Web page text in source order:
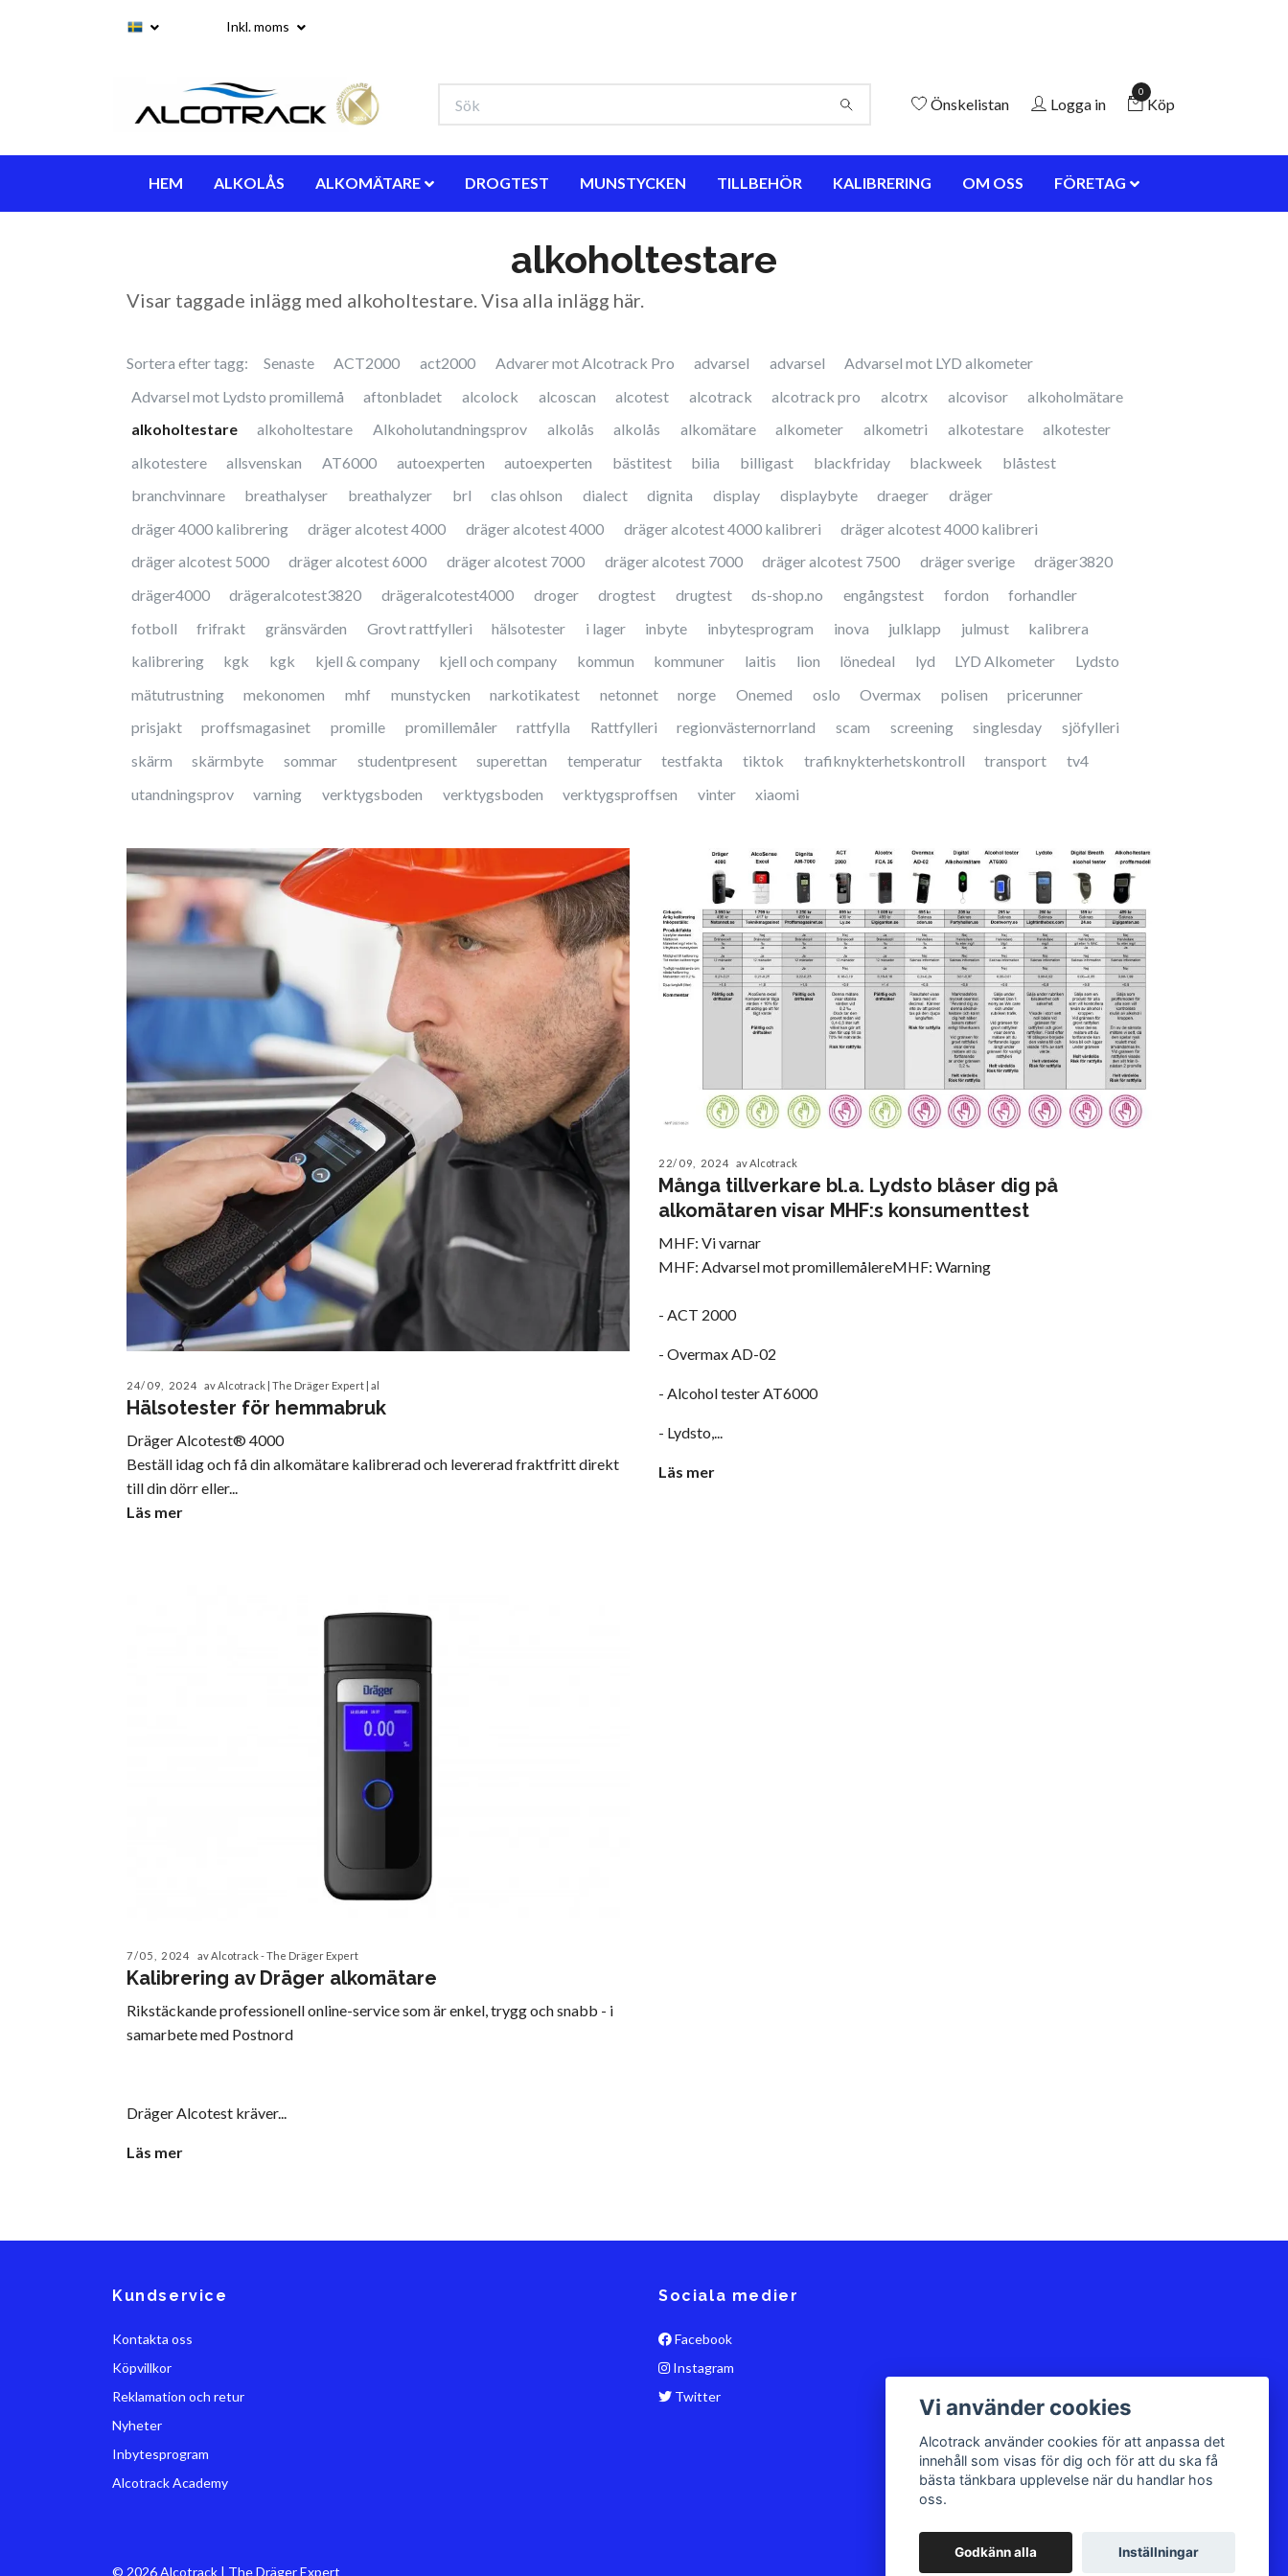
Inkl. moms
Önskelistan Logga in
0
Köp
HEM ALKOLÅS ALKOMÄTARE DROGTEST MUNSTYCKEN TILLBEHÖR KALIBRERING OM OSS FÖRETAG
alkoholtestare
Visar taggade inlägg med alkoholtestare. Visa alla inlägg här.
Sortera efter tagg: Senaste ACT2000 act2000 Advarer mot Alcotrack Pro advarsel advarsel
Advarsel mot LYD alkometer
Advarsel mot Lydsto promillemå
aftonbladet alcolock alcoscan alcotest alcotrack alcotrack pro alcotrx alcovisor
alkoholmätare
alkoholtestare
alkoholtestare Alkoholutandningsprov alkolås alkolås alkomätare alkometer alkometri alkotestare
alkotester
alkotestere
allsvenskan AT6000 autoexperten autoexperten bästitest bilia billigast blackfriday blackweek
blåstest
branchvinnare
breathalyser breathalyzer brl clas ohlson dialect dignita display displaybyte draeger
dräger
dräger 4000 kalibrering
dräger alcotest 4000 dräger alcotest 4000 dräger alcotest 4000 kalibreri
dräger alcotest 4000 kalibreri
dräger alcotest 5000
dräger alcotest 6000 dräger alcotest 7000 dräger alcotest 7000 dräger alcotest 7500 dräger sverige
dräger3820
dräger4000
drägeralcotest3820 drägeralcotest4000 droger drogtest drugtest ds-shop.no engångstest fordon
forhandler
fotboll
frifrakt gränsvärden Grovt rattfylleri hälsotester i lager inbyte inbytesprogram inova julklapp julmust
kalibrera
kalibrering
kgk kgk kjell & company kjell och company kommun kommuner laitis lion lönedeal lyd LYD Alkometer
Lydsto
mätutrustning
mekonomen mhf munstycken narkotikatest netonnet norge Onemed oslo Overmax polisen
pricerunner
prisjakt
proffsmagasinet promille promillemåler rattfylla Rattfylleri regionvästernorrland scam screening singlesday
sjöfylleri
skärm
skärmbyte sommar studentpresent superettan temperatur testfakta tiktok trafiknykterhetskontroll transport
tv4
utandningsprov
varning verktygsboden verktygsboden verktygsproffsen vinter xiaomi
24/09, 2024 av Alcotrack | The Dräger Expert | al
Hälsotester för hemmabruk
Dräger Alcotest® 4000
Beställ idag och få din alkomätare kalibrerad och levererad fraktfritt direkt
till din dörr eller...
Läs mer
22/09, 2024 av Alcotrack
Många tillverkare bl.a. Lydsto blåser dig på
alkomätaren visar MHF:s konsumenttest
MHF: Vi varnar
MHF: Advarsel mot promillemålereMHF: Warning
- ACT 2000
- Overmax AD-02
- Alcohol tester AT6000
- Lydsto,...
Läs mer
7/05, 2024 av Alcotrack - The Dräger Expert
Kalibrering av Dräger alkomätare
Rikstäckande professionell online-service som är enkel, trygg och snabb - i
samarbete med Postnord
Dräger Alcotest kräver...
Läs mer
Kundservice
Kontakta oss
Köpvillkor
Reklamation och retur
Nyheter
Inbytesprogram
Alcotrack Academy
Sociala medier
Facebook
Instagram
Twitter
© 2026 Alcotrack | The Dräger Expert
Vi använder cookies
Alcotrack använder cookies för att anpassa det
innehåll som visas för dig och för att du ska få
bästa tänkbara upplevelse när du handlar hos
oss.
Godkänn alla Inställningar